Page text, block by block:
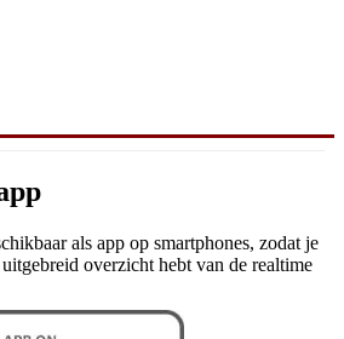
als app op smartphones, zodat je
overzicht hebt van de realtime